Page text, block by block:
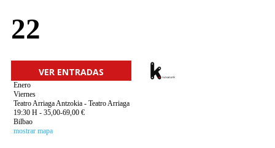
22
VER ENTRADAS
Enero
Viernes
Teatro Arriaga Antzokia - Teatro Arriaga
19:30 H - 35,00-69,00 €
Bilbao
mostrar mapa